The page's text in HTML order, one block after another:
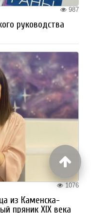
987
руководства
1076
из Каменска-
пряник XIX века